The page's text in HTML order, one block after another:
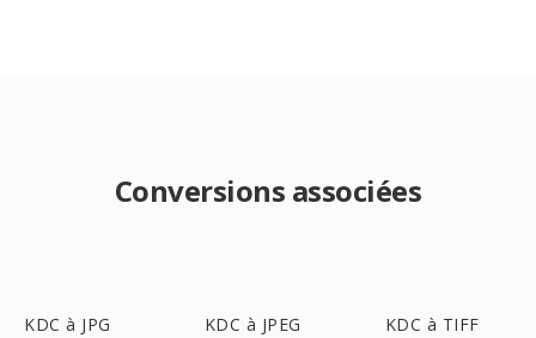
Conversions associées
KDC à JPG KDC à JPEG KDC à TIFF